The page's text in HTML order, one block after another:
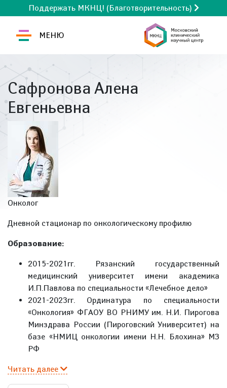
Поддержать МКНЦ! (Благотворительность)
МЕНЮ
Сафронова Алена
Евгеньевна
Онколог
Дневной стационар по онкологическому профилю
Образование:
2015-2021гг. Рязанский государственный
медицинский университет имени академика
И.П.Павлова по специальности «Лечебное дело»
2021-2023гг. Ординатура по специальности
«Онкология» ФГАОУ ВО РНИМУ им. Н.И. Пирогова
Минздрава России (Пироговский Университет) на
базе «НМИЦ онкологии имени Н.Н. Блохина» МЗ
РФ
Читать далее